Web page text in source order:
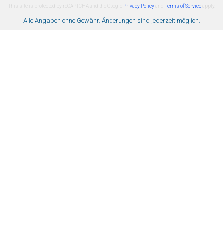
This site is protected by reCAPTCHA and the Google Privacy PolicyandTerms of Serviceapply.
Alle Angaben ohne Gewähr. Änderungen sind jederzeit möglich.